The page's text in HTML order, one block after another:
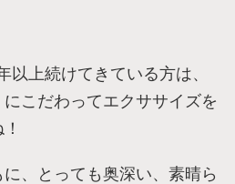
以上続けてきている方は、
こだわってエクササイズを
、とっても奥深い、素晴ら